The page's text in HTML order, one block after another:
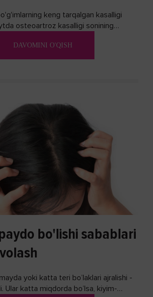
keng tarqalgan kasalligi
osteoartroz kasalligi sonining
DAVOMINI O'QISH
bo'lishi sabablari
yoki katta teri bo’laklari ajralishi -
Ular katta miqdorda bo’lsa, kiyim-